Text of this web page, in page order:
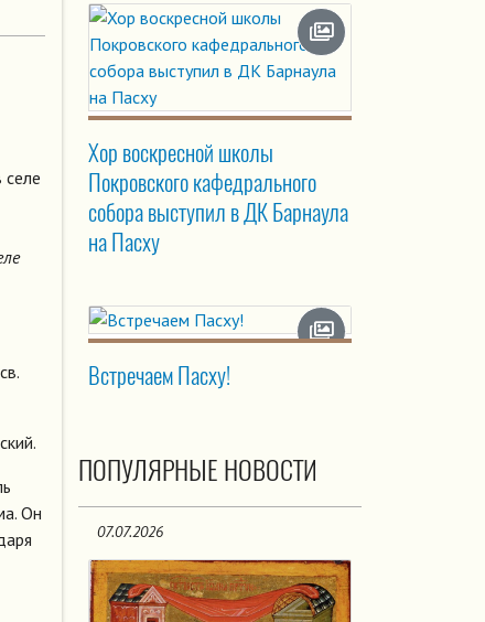
Он
Хор воскресной школы
Покровского кафедрального
собора выступил в ДК Барнаула
на Пасху
Встречаем Пасху!
ПОПУЛЯРНЫЕ НОВОСТИ
07.07.2026